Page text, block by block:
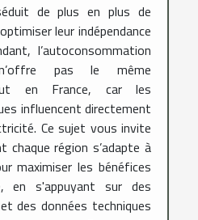
de plus en plus de
leur indépendance
l’autoconsommation
pas le même
en France, car les
influencent directement
Ce sujet vous invite
chaque région s’adapte à
maximiser les bénéfices
en s'appuyant sur des
des données techniques